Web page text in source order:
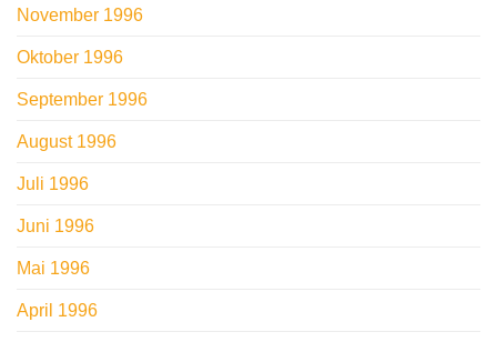
November 1996
Oktober 1996
September 1996
August 1996
Juli 1996
Juni 1996
Mai 1996
April 1996